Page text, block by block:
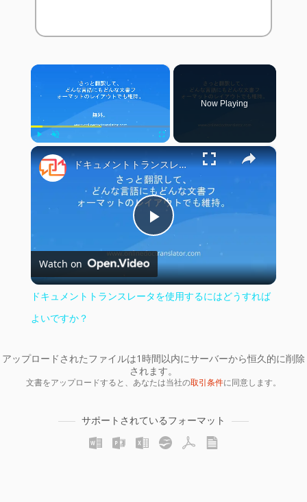
×
Play Unmute Fullscreen
Now Playing
×
Play
Video
ドキュメントトランスレータを使用するにはどうすればよいですか？
Watch on
ドキュメントトランスレータを使用するにはどうすれば
よいですか？
アップロードされたファイルは1時間以内にサーバーから恒久的に削除
されます。
文書をアップロードすると、あなたは当社の取引条件に同意します。
サポートされているフォーマット